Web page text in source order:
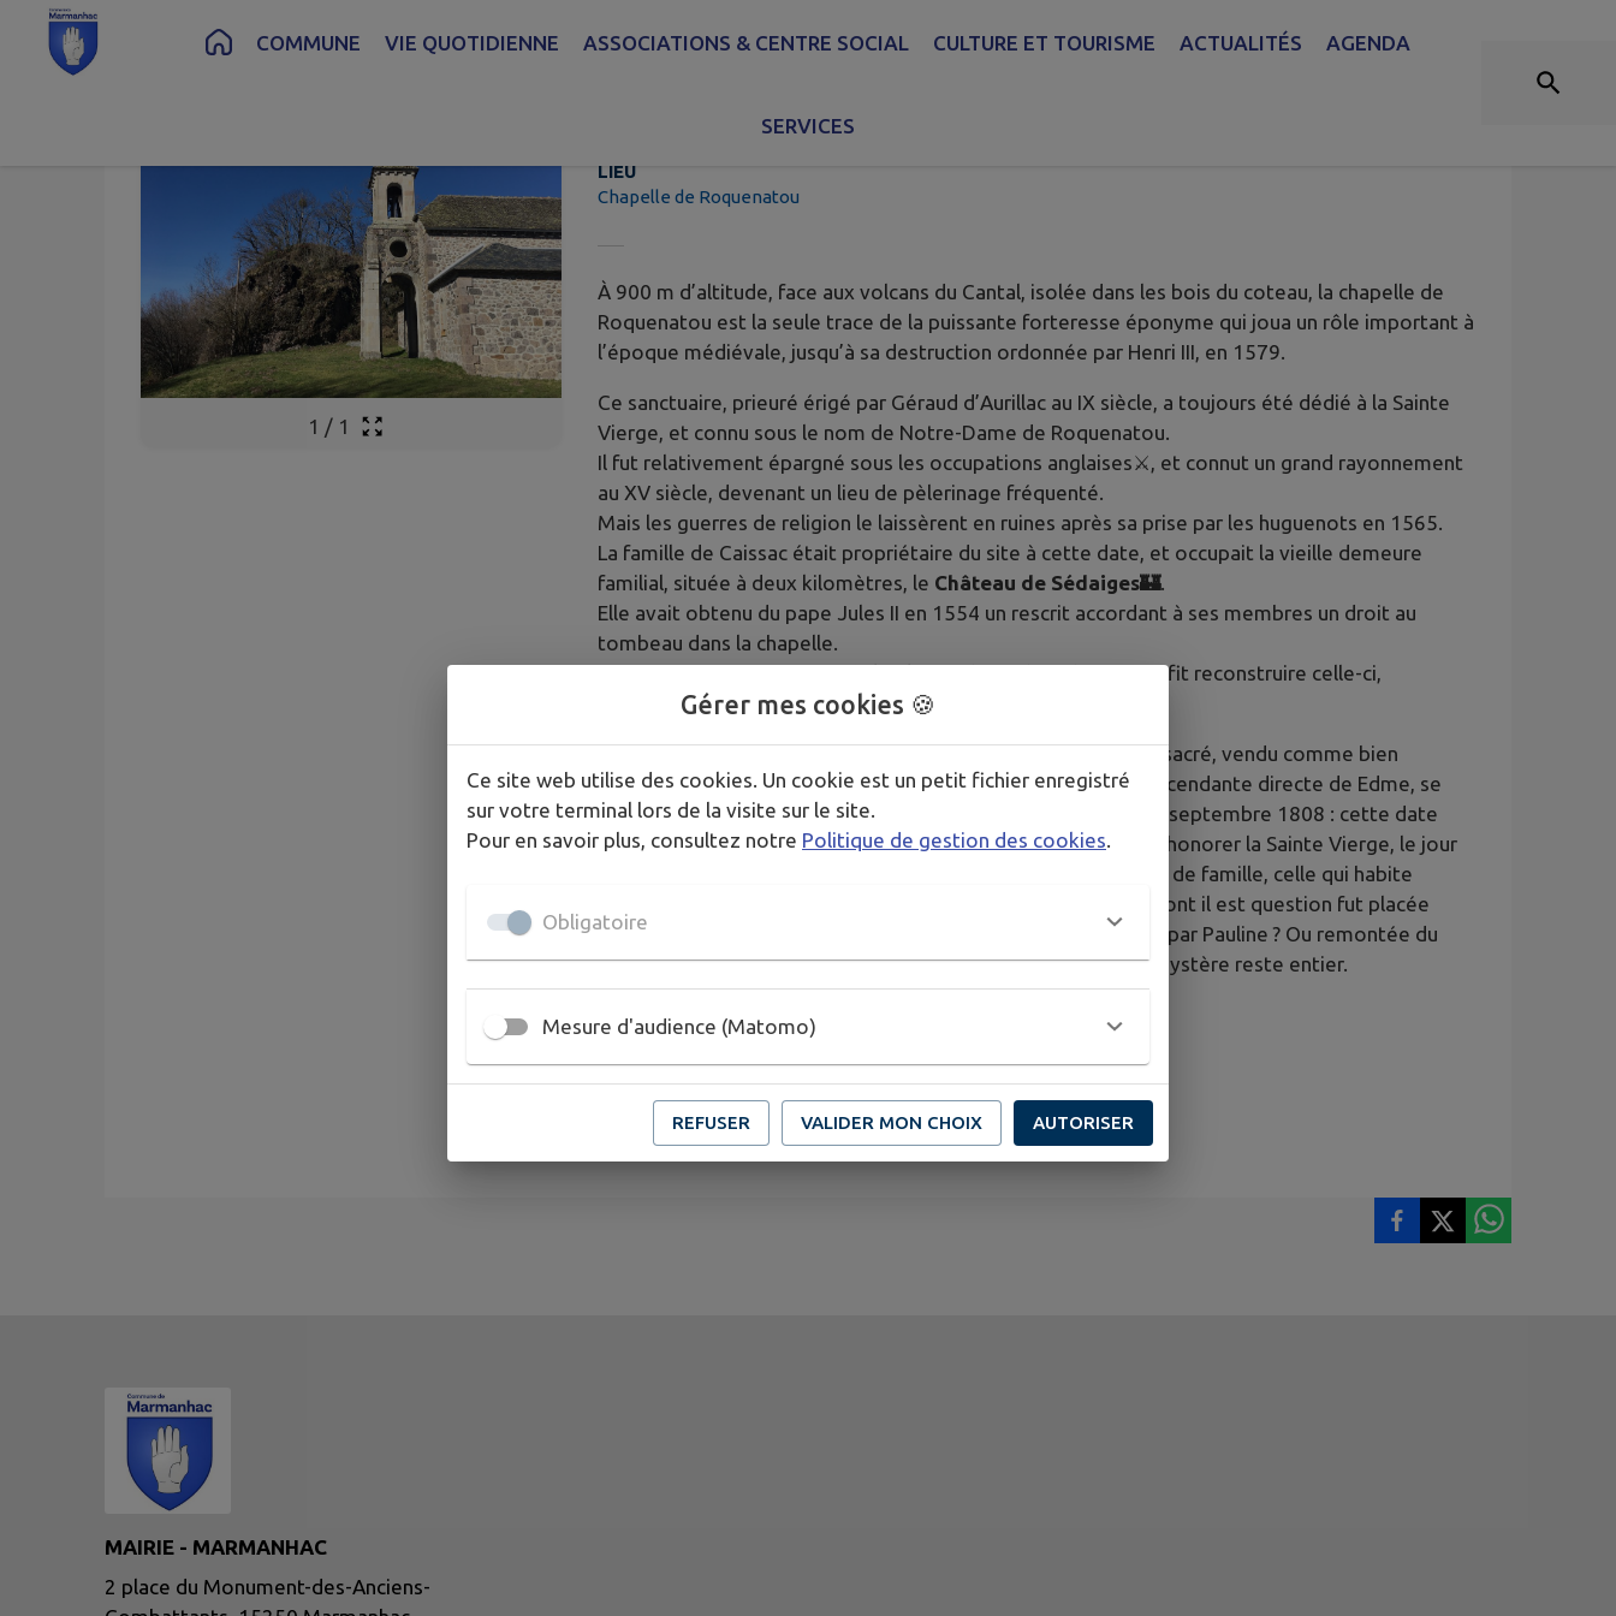
Contenu Recherche Pied de page
COMMUNE VIE QUOTIDIENNE ASSOCIATIONS & CENTRE SOCIAL CULTURE ET TOURISME ACTUALITÉS AGENDA
SERVICES
1 / 1
LIEU
Chapelle de Roquenatou
À 900 m d’altitude, face aux volcans du Cantal, isolée dans les bois du coteau, la chapelle de
Roquenatou est la seule trace de la puissante forteresse éponyme qui joua un rôle important à
l’époque médiévale, jusqu’à sa destruction ordonnée par Henri III, en 1579.
Ce sanctuaire, prieuré érigé par Géraud d’Aurillac au IX siècle, a toujours été dédié à la Sainte
Vierge, et connu sous le nom de Notre-Dame de Roquenatou.
Il fut relativement épargné sous les occupations anglaises⚔️, et connut un grand rayonnement
au XV siècle, devenant un lieu de pèlerinage fréquenté.
Mais les guerres de religion le laissèrent en ruines après sa prise par les huguenots en 1565.
La famille de Caissac était propriétaire du site à cette date, et occupait la vieille demeure
familial, située à deux kilomètres, le Château de Sédaiges🏰.
Elle avait obtenu du pape Jules II en 1554 un rescrit accordant à ses membres un droit au
tombeau dans la chapelle.
⚒️Ce n’est pourtant qu’un siècle plus tard qu’Edme de Caissac fit reconstruire celle-ci,
consacrée en 1667.
La tourmente révolutionnaire s’abattit de nouveau sur le lieu sacré, vendu comme bien
national et démoli en 1796. Pauline de Béral de Sédaiges, descendante directe de Edme, se
réappropria les lieux, et édifia un nouvel édifice, inauguré le 8 septembre 1808 : cette date
reste celle du pèlerinage annuel, qui continue chaque année à honorer la Sainte Vierge, le jour
de son anniversaire. Le lieu est aussi redevenu celui du caveau de famille, celle qui habite
Sédaiges depuis plus de 18 générations. La toile imposante dont il est question fut placée
dans la chapelle à sa dernière reconstruction : fut-elle acquise par Pauline ? Ou remontée du
château où elle avait trouvé refuge durant la révolution ? Le mystère reste entier.
MAIRIE - MARMANHAC
2 place du Monument-des-Anciens-
Gérer mes cookies 🍪
Ce site web utilise des cookies. Un cookie est un petit fichier enregistré
sur votre terminal lors de la visite sur le site.
Pour en savoir plus, consultez notre Politique de gestion des cookies
Obligatoire
Mesure d'audience (Matomo)
REFUSER VALIDER MON CHOIX AUTORISER